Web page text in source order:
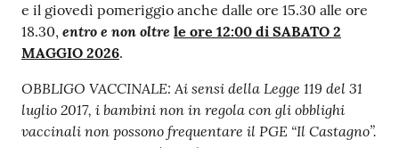
e il giovedì pomeriggio anche dalle ore 15.30 alle ore
18.30, entro e non oltre le ore 12:00 di SABATO 2
MAGGIO 2026.
OBBLIGO VACCINALE: Ai sensi della Legge 119 del 31
luglio 2017, i bambini non in regola con gli obblighi
vaccinali non possono frequentare il PGE “Il Castagno”.